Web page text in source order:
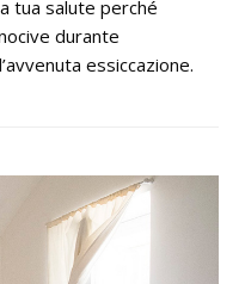
tua salute perché
durante
essiccazione.